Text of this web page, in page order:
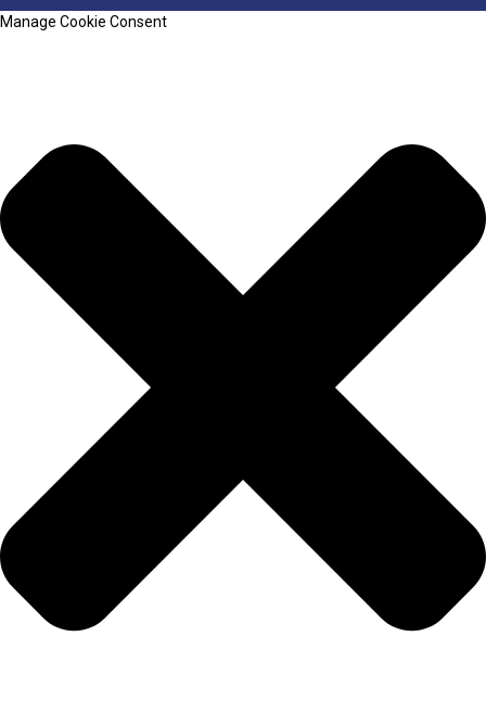
Manage Cookie Consent